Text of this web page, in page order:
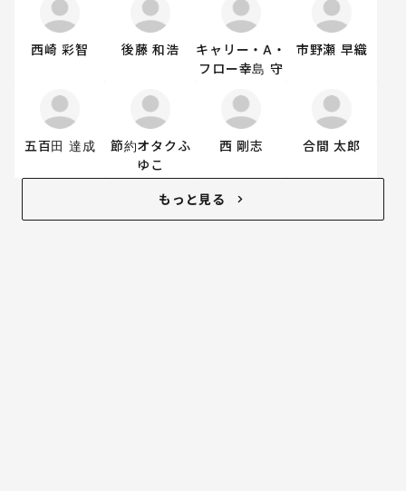
西崎 彩智 後藤 和浩
キャリー・A・
フロー幸島 守
市野瀬 早織
五百田 達成
節約オタクふ
ゆこ
西 剛志 合間 太郎
もっと見る